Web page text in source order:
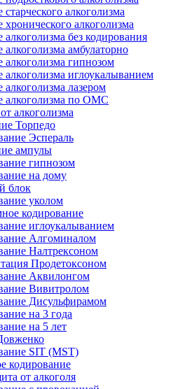
алкоголизма
хронического алкоголизма
алкоголизма без кодирования
алкоголизма амбулаторно
алкоголизма гипнозом
алкоголизма иглоукалыванием
алкоголизма лазером
алкоголизма по ОМС
алкоголизма
Торпедо
Эспераль
ампулы
гипнозом
на дому
блок
уколом
кодирование
иглоукалыванием
Алгоминалом
Налтрексоном
Продетоксоном
Аквилонгом
Вивитролом
Дисульфирамом
на 3 года
на 5 лет
SIT (MST)
кодирование
от алкоголя